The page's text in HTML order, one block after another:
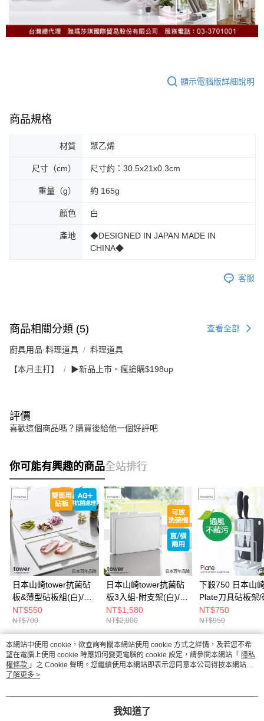
顯示電腦版詳細說明
商品規格
材質 聚乙烯
尺寸（cm） 尺寸約：30.5x21x0.3cm
重量（g） 約 165g
顏色 白
產地
◆DESIGNED IN JAPAN MADE IN
CHINA◆
客服
商品相關分類 (5) 查看全部
廚具用品·料理道具 料理道具
【本月主打】 ▶新品上市。瘋搶購$198up
評價
喜歡這個商品嗎？購買後給他一個好評吧
你可能有興趣的商品全站排行
日本山崎tower抗菌砧
板&薄型砧板組(白)/雙
面砧板/薄砧板/砧板
NT$550
NT$700
日本山崎tower抗菌砧
板3入組-附支架(白)/砧
板組/抗菌砧板/廚房砧
板
NT$1,580
NT$2,000
下殺750 日本山
Plate刀具砧板架/
架/刀具架/砧板刀
納瀝水架/廚房收
NT$750
NT$950
熱門標籤
本網站中使用 cookie，欲查詢有關本網站使用 cookie 方式之詳情，及若您不希
望在電腦上使用 cookie 時應如何變更電腦的 cookie 設定，請參閱本網站「 隱私
權條款 」之 Cookie 聲明。您繼續使用本網站即表示您同意本公司得按本網站使
用條款之 Cookie 聲明使用 cookie。
了解更多 >
我知道了